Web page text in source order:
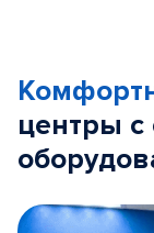
центры